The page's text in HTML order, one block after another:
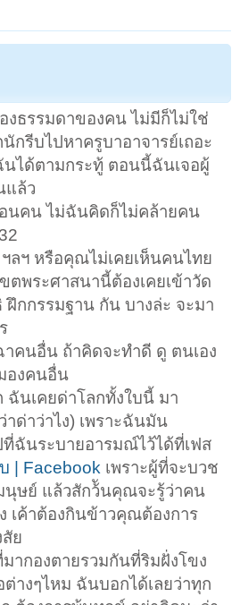
งธรรมดาของคน ไม่มีก็ไม่ใช่
กรีบไปหาครูบาอาจารย์เถอะ
นได้ตามกระทู้ ตอนนี้ฉันเจอผู้
แล้ว
นคน ไม่ฉันคิดก็ไม่คล้ายคน
ลฯ หรือคุณไม่เคยเห็นคนไทย
ตพระศาสนานี้ต้องเคยเข้าวัด
กกรรมฐาน กัน บางล่ะ จะมา
าคนอื่น ถ้าคิดจะทำดี ดู ตนเอง
องคนอื่น
ฉันเคยด่าโลกทั้งใบนี้ มา
าด่าว่าไง) เพราะฉันมัน
ฉันระบายอารมณ์ไว้ได้ที่เฟส
| Facebook เพราะผู้ที่จะบวช
นุษย์ แล้วสักว้ันคุณจะรู้ว่าคน
เค้าต้องกินข้าวคุณต้องการ
ย
ากองตายรวมกันที่ริมฝั่งโขง
างๆไหม ฉันบอกได้เลยว่าทุก